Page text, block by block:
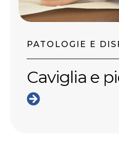
PATOLOGIE E
Caviglia e